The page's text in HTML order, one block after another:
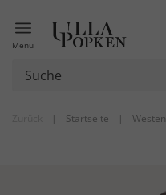
Menü
| Startseite | Westen